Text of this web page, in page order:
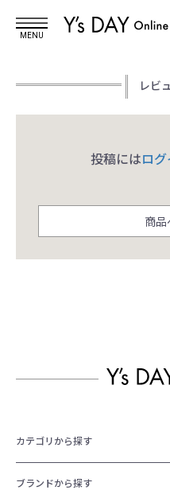
MENU
レビ
投稿にはロ
商品
カテゴリから探す
ブランドから探す